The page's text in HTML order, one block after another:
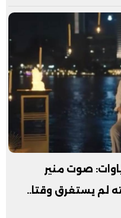
صوت منير
لم يستغرق وقتا..